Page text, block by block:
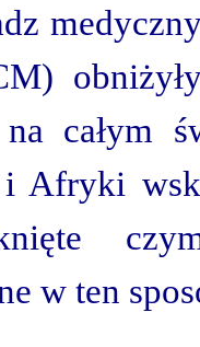
całym
Afryki
w ten